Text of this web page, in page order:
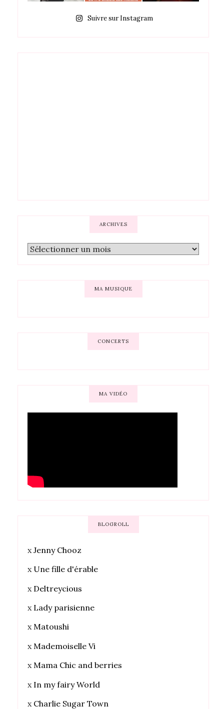
Suivre sur Instagram
ARCHIVES
MA MUSIQUE
CONCERTS
MA VIDÉO
BLOGROLL
x Jenny Chooz
x Une fille d'érable
x Deltreycious
x Lady parisienne
xMatoushi
x Mademoiselle Vi
xMama Chic and berries
x In my fairy World
x Charlie Sugar Town